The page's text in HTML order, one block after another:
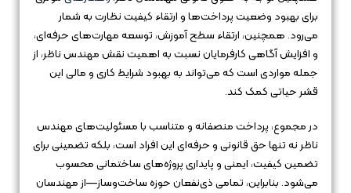
برای بهبود وضعیت پرداخت‌ها و ارتقاء کیفیت نظارت به شمار
می‌رود. همچنین، ارتقاء سطح آموزش، توسعه مهارت‌های حرفه‌ای،
و افزایش آگاهی کارفرمایان نسبت به اهمیت نقش مهندس ناظر، از
جمله مواردی است که می‌تواند به بهبود شرایط کاری و مالی این
قشر حیاتی کمک کند.
در مجموع، پرداخت منصفانه و متناسب با مسئولیت‌های مهندس
ناظر نه تنها حق قانونی و حرفه‌ای این افراد است، بلکه تضمینی برای
تضمین کیفیت، ایمنی و پایداری پروژه‌های ساختمانی محسوب
می‌شود. بنابراین، تمامی ذی‌نفعان حوزه ساخت‌وساز—از مهندسان